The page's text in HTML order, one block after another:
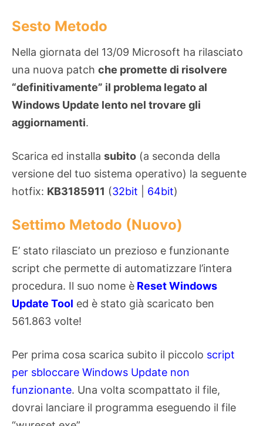
Sesto Metodo
Nella giornata del 13/09 Microsoft ha rilasciato
una nuova patch che promette di risolvere
“definitivamente” il problema legato al
Windows Update lento nel trovare gli
aggiornamenti.
Scarica ed installa subito (a seconda della
versione del tuo sistema operativo) la seguente
hotfix: KB3185911 (32bit 64bit)
Settimo Metodo (Nuovo)
E’ stato rilasciato un prezioso e funzionante
script che permette di automatizzare l’intera
procedura. Il suo nome è Reset Windows
Update Tool ed è stato già scaricato ben
561.863 volte!
Per prima cosa scarica subito il piccolo script
per sbloccare Windows Update non
funzionante. Una volta scompattato il file,
dovrai lanciare il programma eseguendo il file